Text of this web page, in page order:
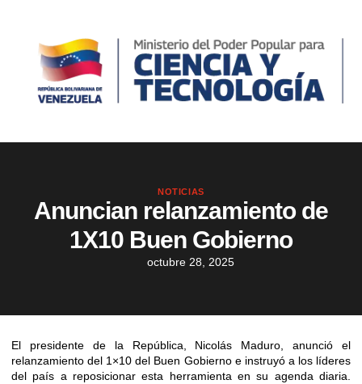
NOTICIAS
Anuncian relanzamiento de
1X10 Buen Gobierno
octubre 28, 2025
El presidente de la República, Nicolás Maduro, anunció el
relanzamiento del 1×10 del Buen Gobierno e instruyó a los líderes
del país a reposicionar esta herramienta en su agenda diaria.